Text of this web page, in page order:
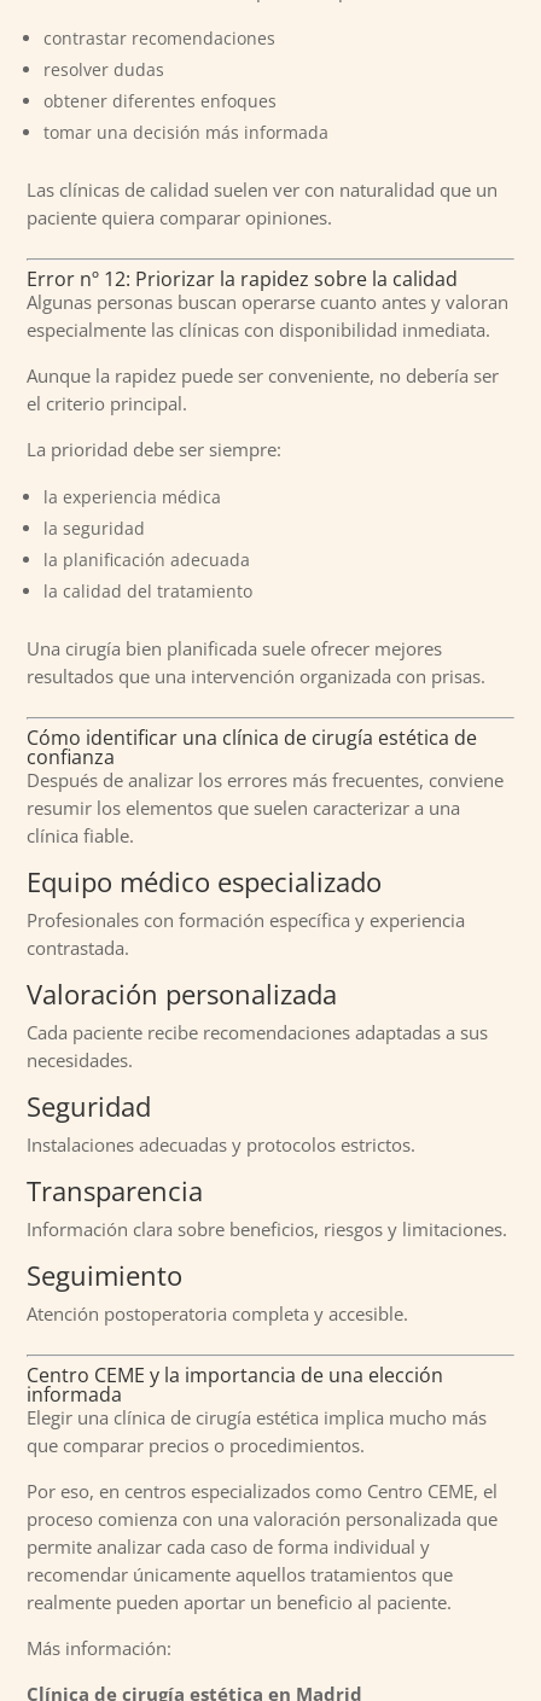
contrastar recomendaciones
resolver dudas
obtener diferentes enfoques
tomar una decisión más informada
Las clínicas de calidad suelen ver con naturalidad que un
paciente quiera comparar opiniones.
Error nº 12: Priorizar la rapidez sobre la calidad
Algunas personas buscan operarse cuanto antes y valoran
especialmente las clínicas con disponibilidad inmediata.
Aunque la rapidez puede ser conveniente, no debería ser
el criterio principal.
La prioridad debe ser siempre:
la experiencia médica
la seguridad
la planificación adecuada
la calidad del tratamiento
Una cirugía bien planificada suele ofrecer mejores
resultados que una intervención organizada con prisas.
Cómo identificar una clínica de cirugía estética de
confianza
Después de analizar los errores más frecuentes, conviene
resumir los elementos que suelen caracterizar a una
clínica fiable.
Equipo médico especializado
Profesionales con formación específica y experiencia
contrastada.
Valoración personalizada
Cada paciente recibe recomendaciones adaptadas a sus
necesidades.
Seguridad
Instalaciones adecuadas y protocolos estrictos.
Transparencia
Información clara sobre beneficios, riesgos y limitaciones.
Seguimiento
Atención postoperatoria completa y accesible.
Centro CEME y la importancia de una elección
informada
Elegir una clínica de cirugía estética implica mucho más
que comparar precios o procedimientos.
Por eso, en centros especializados como Centro CEME, el
proceso comienza con una valoración personalizada que
permite analizar cada caso de forma individual y
recomendar únicamente aquellos tratamientos que
realmente pueden aportar un beneficio al paciente.
Más información:
Clínica de cirugía estética en Madrid